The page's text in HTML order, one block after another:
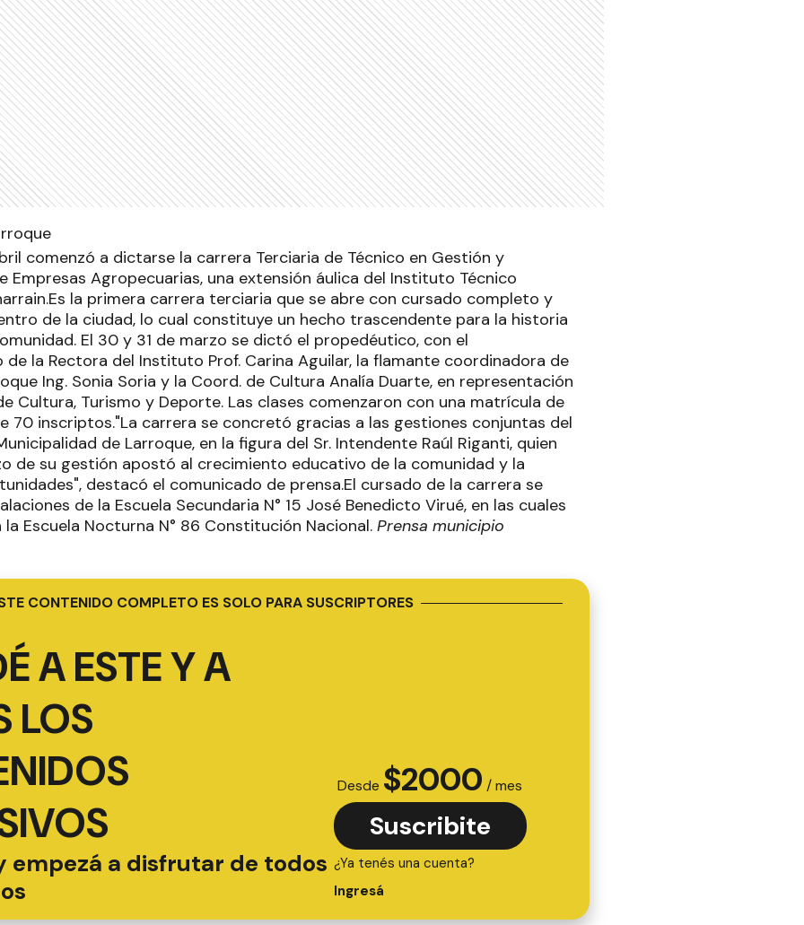
comenzó a dictarse la carrera Terciaria de Técnico en Gestión y
Empresas Agropecuarias, una extensión áulica del Instituto Técnico
la primera carrera terciaria que se abre con cursado completo y
de la ciudad, lo cual constituye un hecho trascendente para la historia
El 30 y 31 de marzo se dictó el propedéutico, con el
la Rectora del Instituto Prof. Carina Aguilar, la flamante coordinadora de
Ing. Sonia Soria y la Coord. de Cultura Analía Duarte, en representación
Cultura, Turismo y Deporte. Las clases comenzaron con una matrícula de
70 inscriptos."La carrera se concretó gracias a las gestiones conjuntas del
de Larroque, en la figura del Sr. Intendente Raúl Riganti, quien
de su gestión apostó al crecimiento educativo de la comunidad y la
destacó el comunicado de prensa.El cursado de la carrera se
de la Escuela Secundaria N° 15 José Benedicto Virué, en las cuales
Escuela Nocturna N° 86 Constitución Nacional. Prensa municipio
CONTENIDO COMPLETO ES SOLO PARA SUSCRIPTORES
A ESTE Y A
LOS
empezá a disfrutar de todos
Desde $2000 / mes
Suscribite
¿Ya tenés una cuenta?
Ingresá